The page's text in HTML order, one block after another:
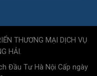
THƯƠNG MẠI DỊCH VỤ
HẢI.
Đầu Tư Hà Nội Cấp ngày